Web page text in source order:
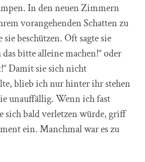
In den neuen Zimmern
vorangehenden Schatten zu
beschützen. Oft sagte sie
das bitte alleine machen!“ oder
Damit sie sich nicht
blieb ich nur hinter ihr stehen
unauffällig. Wenn ich fast
sich bald verletzen würde, griff
ein. Manchmal war es zu